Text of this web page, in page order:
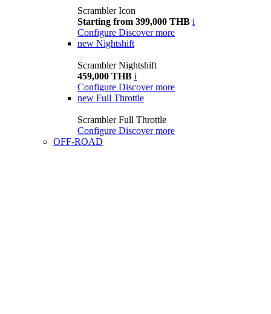
Scrambler Icon
Starting from 399,000 THB i
Configure Discover more
new Nightshift
Scrambler Nightshift
459,000 THB i
Configure Discover more
new Full Throttle
Scrambler Full Throttle
Configure Discover more
OFF-ROAD